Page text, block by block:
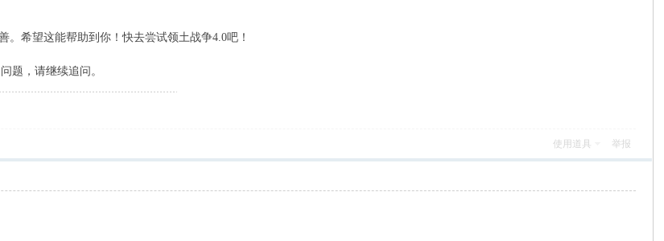
希望这能帮助到你！快去尝试领土战争4.0吧！
题，请继续追问。
使用道具 举报